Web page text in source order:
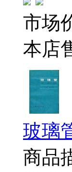
市场
本店
玻璃
商品